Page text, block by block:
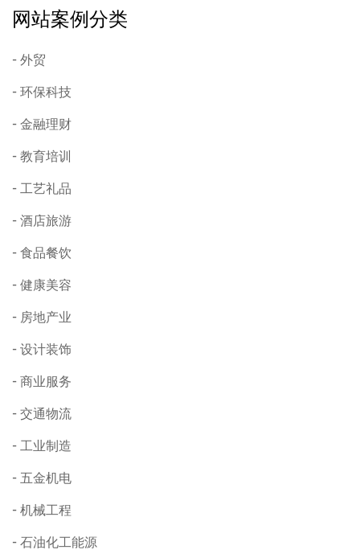
网站案例分类
外贸
环保科技
金融理财
教育培训
工艺礼品
酒店旅游
食品餐饮
健康美容
房地产业
设计装饰
商业服务
交通物流
工业制造
五金机电
机械工程
石油化工能源